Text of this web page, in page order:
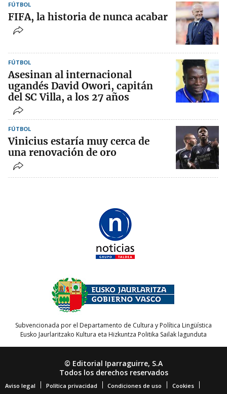
FÚTBOL
FIFA, la historia de nunca acabar
FÚTBOL
Asesinan al internacional
ugandés David Owori, capitán
del SC Villa, a los 27 años
FÚTBOL
Vinicius estaría muy cerca de
una renovación de oro
Subvencionada por el Departamento de Cultura y Política Lingüística
Eusko Jaurlaritzako Kultura eta Hizkuntza Politika Sailak lagunduta
© Editorial Iparraguirre, S.A
Todos los derechos reservados
Aviso legal Política privacidad Condiciones de uso Cookies